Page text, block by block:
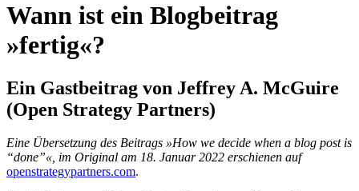
Wann ist ein Blogbeitrag
»fertig«?
Ein Gastbeitrag von Jeffrey A. McGuire
(Open Strategy Partners)
Eine Übersetzung des Beitrags »How we decide when a blog post is
“done”«, im Original am 18. Januar 2022 erschienen auf
openstrategypartners.com.